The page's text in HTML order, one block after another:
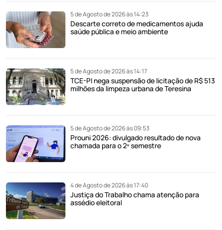
5 de Agosto de 2026 às 14:23
Descarte correto de medicamentos ajuda
saúde pública e meio ambiente
5 de Agosto de 2026 às 14:17
TCE-PI nega suspensão de licitação de R$ 513
milhões da limpeza urbana de Teresina
5 de Agosto de 2026 às 09:53
Prouni 2026: divulgado resultado de nova
chamada para o 2º semestre
4 de Agosto de 2026 às 17:40
Justiça do Trabalho chama atenção para
assédio eleitoral